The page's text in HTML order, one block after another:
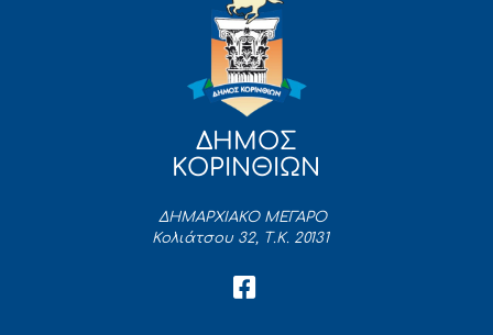
ΔΗΜΟΣ
ΚΟΡΙΝΘΙΩΝ
ΔΗΜΑΡΧΙΑΚΟ ΜΕΓΑΡΟ
Κολιάτσου 32, Τ.Κ. 20131